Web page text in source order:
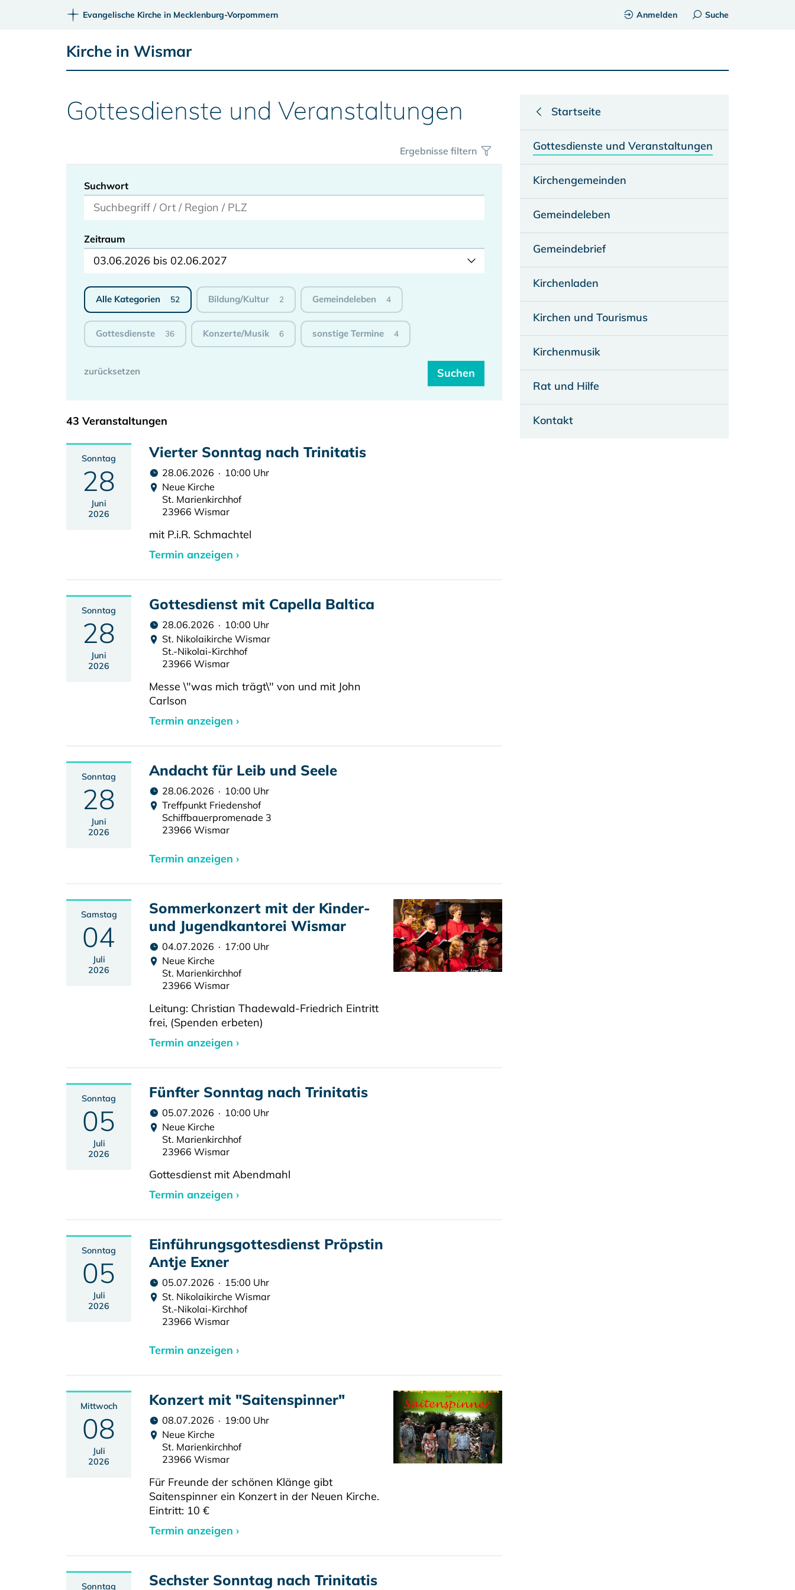
Evangelische Kirche in Mecklenburg-Vorpommern Anmelden Suche
Kirche in Wismar
Gottesdienste und Veranstaltungen
Ergebnisse filtern
Suchwort
Zeitraum
03.06.2026 bis 02.06.2027
Alle Kategorien 52 Bildung/Kultur 2 Gemeindeleben 4
Gottesdienste 36 Konzerte/Musik 6 sonstige Termine 4
43 Veranstaltungen
Sonntag
28
Juni
2026
Vierter Sonntag nach Trinitatis
28.06.2026 · 10:00 Uhr
Neue Kirche
St. Marienkirchhof
23966 Wismar
mit P.i.R. Schmachtel
Termin anzeigen ›
Sonntag
28
Juni
2026
Gottesdienst mit Capella Baltica
28.06.2026 · 10:00 Uhr
St. Nikolaikirche Wismar
St.-Nikolai-Kirchhof
23966 Wismar
Messe \"was mich trägt\" von und mit John
Carlson
Termin anzeigen ›
Sonntag
28
Juni
2026
Andacht für Leib und Seele
28.06.2026 · 10:00 Uhr
Treffpunkt Friedenshof
Schiffbauerpromenade 3
23966 Wismar
Termin anzeigen ›
Samstag
04
Juli
2026
Sommerkonzert mit der Kinder-
und Jugendkantorei Wismar
04.07.2026 · 17:00 Uhr
Neue Kirche
St. Marienkirchhof
23966 Wismar
Leitung: Christian Thadewald-Friedrich Eintritt
frei, (Spenden erbeten)
Termin anzeigen ›
Sonntag
05
Juli
2026
Fünfter Sonntag nach Trinitatis
05.07.2026 · 10:00 Uhr
Neue Kirche
St. Marienkirchhof
23966 Wismar
Gottesdienst mit Abendmahl
Termin anzeigen ›
Sonntag
05
Juli
2026
Einführungsgottesdienst Pröpstin
Antje Exner
05.07.2026 · 15:00 Uhr
St. Nikolaikirche Wismar
St.-Nikolai-Kirchhof
23966 Wismar
Termin anzeigen ›
Mittwoch
08
Juli
2026
Konzert mit "Saitenspinner"
08.07.2026 · 19:00 Uhr
Neue Kirche
St. Marienkirchhof
23966 Wismar
Für Freunde der schönen Klänge gibt
Saitenspinner ein Konzert in der Neuen Kirche.
Eintritt: 10 €
Termin anzeigen ›
Sonntag Sechster Sonntag nach Trinitatis
Startseite
Gottesdienste und Veranstaltungen
Kirchengemeinden
Gemeindeleben
Gemeindebrief
Kirchenladen
Kirchen und Tourismus
Kirchenmusik
Rat und Hilfe
Kontakt